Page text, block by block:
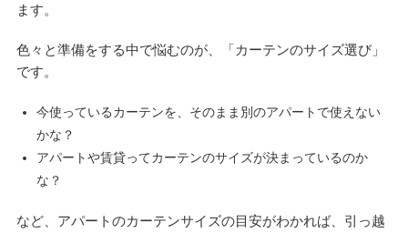
ます。
色々と準備をする中で悩むのが、「カーテンのサイズ選び」
です。
今使っているカーテンを、そのまま別のアパートで使えない
かな？
アパートや賃貸ってカーテンのサイズが決まっているのか
な？
など、アパートのカーテンサイズの目安がわかれば、引っ越